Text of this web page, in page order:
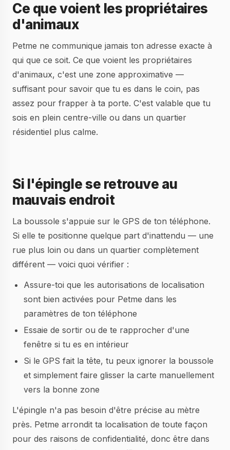
Ce que voient les propriétaires
d'animaux
Petme ne communique jamais ton adresse exacte à
qui que ce soit. Ce que voient les propriétaires
d'animaux, c'est une zone approximative —
suffisant pour savoir que tu es dans le coin, pas
assez pour frapper à ta porte. C'est valable que tu
sois en plein centre-ville ou dans un quartier
résidentiel plus calme.
Si l'épingle se retrouve au
mauvais endroit
La boussole s'appuie sur le GPS de ton téléphone.
Si elle te positionne quelque part d'inattendu — une
rue plus loin ou dans un quartier complètement
différent — voici quoi vérifier :
Assure-toi que les autorisations de localisation
sont bien activées pour Petme dans les
paramètres de ton téléphone
Essaie de sortir ou de te rapprocher d'une
fenêtre si tu es en intérieur
Si le GPS fait la tête, tu peux ignorer la boussole
et simplement faire glisser la carte manuellement
vers la bonne zone
L'épingle n'a pas besoin d'être précise au mètre
près. Petme arrondit ta localisation de toute façon
pour des raisons de confidentialité, donc être dans